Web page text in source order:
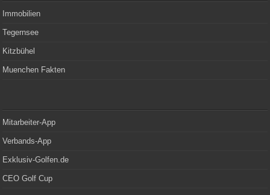
Immobilien
Tegernsee
Kitzbühel
Muenchen Fakten
Mitarbeiter-App
Verbands-App
Exklusiv-Golfen.de
CEO Golf Cup